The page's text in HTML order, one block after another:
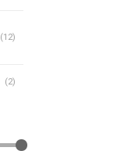
(12)
(2)